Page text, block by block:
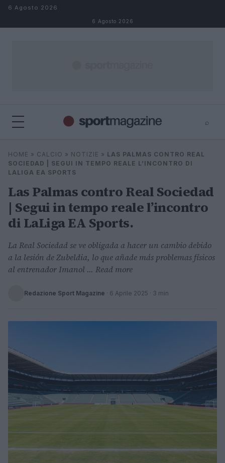
Salta al contenuto
6 Agosto 2026
6 Agosto 2026
⌕
Cerca
⌕
HOME » CALCIO » NOTIZIE » LAS PALMAS CONTRO REAL
SOCIEDAD | SEGUI IN TEMPO REALE L’INCONTRO DI
LALIGA EA SPORTS
Las Palmas contro Real Sociedad
| Segui in tempo reale l’incontro
di LaLiga EA Sports.
La Real Sociedad se ve obligada a hacer un cambio debido
a la lesión de Zubeldia, lo que añade más problemas físicos
al entrenador Imanol ... Read more
Redazione Sport Magazine · 6 Aprile 2025 · 3 min